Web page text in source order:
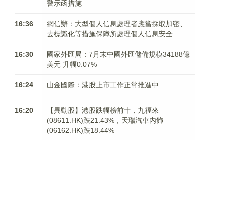
警示函措施
16:36
網信辦：大型個人信息處理者應當採取加密、
去標識化等措施保障所處理個人信息安全
16:30
國家外匯局：7月末中國外匯儲備規模34188億
美元 升幅0.07%
16:24 山金國際：港股上市工作正常推進中
16:20
【異動股】港股跌幅榜前十，九福來
(08611.HK)跌21.43%，天瑞汽車内飾
(06162.HK)跌18.44%